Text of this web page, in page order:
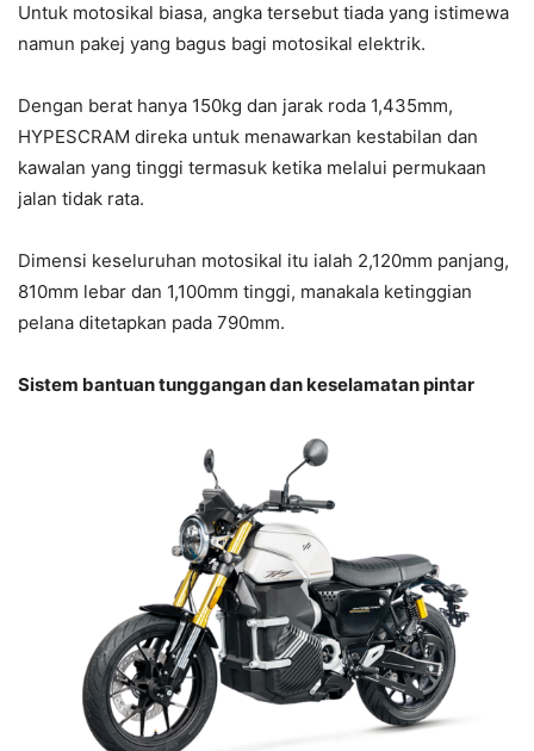
Untuk motosikal biasa, angka tersebut tiada yang istimewa
namun pakej yang bagus bagi motosikal elektrik.
Dengan berat hanya 150kg dan jarak roda 1,435mm,
HYPESCRAM direka untuk menawarkan kestabilan dan
kawalan yang tinggi termasuk ketika melalui permukaan
jalan tidak rata.
Dimensi keseluruhan motosikal itu ialah 2,120mm panjang,
810mm lebar dan 1,100mm tinggi, manakala ketinggian
pelana ditetapkan pada 790mm.
Sistem bantuan tunggangan dan keselamatan pintar